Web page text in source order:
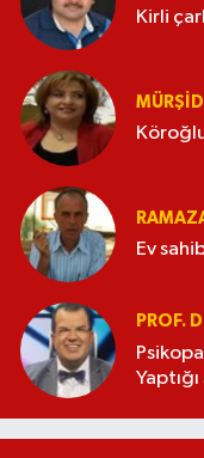
Kirli
Ev
PROF.